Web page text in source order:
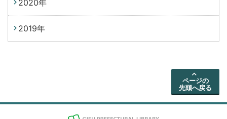
2020年
2019年
ページの
先頭へ戻る